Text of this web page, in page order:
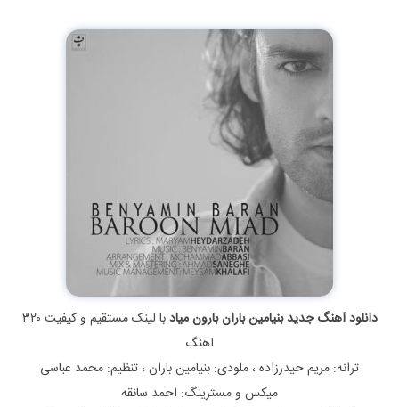
دانلود آهنگ جدید بنیامین باران بارون میاد
با لینک مستقیم و کیفیت ۳۲۰
اهنگ
ترانه: مریم حیدرزاده ، ملودی: بنیامین باران ، تنظیم: محمد عباسی
میکس و مسترینگ: احمد سانقه